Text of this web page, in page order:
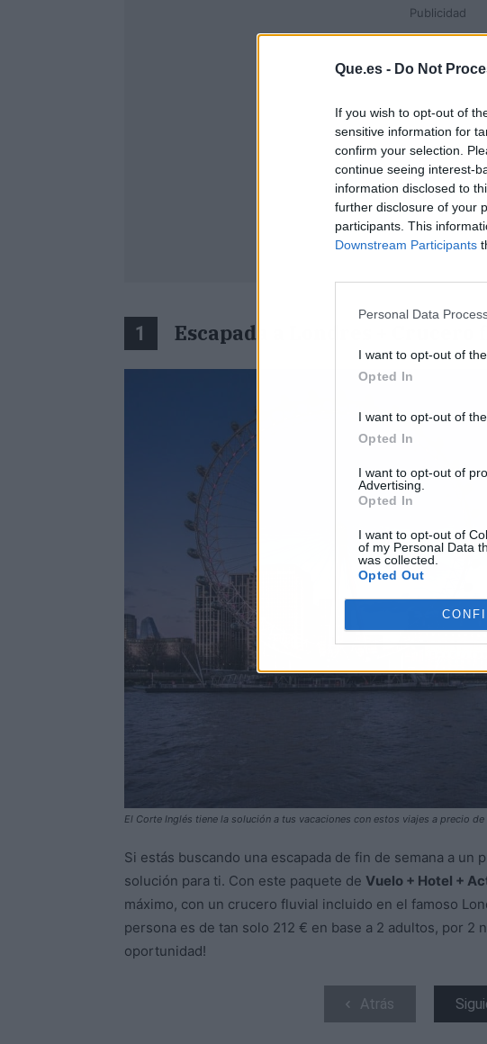
Que.es - Do Not
If you wish to opt-out of
sensitive information for
confirm your selection.
continue seeing interest-
information disclosed to
further disclosure of your
participants. This
Downstream Participants
Personal Data
I want to opt-out of
Opted In
I want to opt-out of
Opted In
I want to opt-out of
Advertising.
Opted In
I want to opt-out of
of my Personal Data
was collected.
Opted Out
Publicidad
1 Escapada a Londres + Crucero
El Corte Inglés tiene la solución a tus vacaciones con estos viajes a precio
Si estás buscando una escapada de fin de semana a
solución para ti. Con este paquete de Vuelo + Hotel +
máximo, con un crucero fluvial incluido en el famoso
persona es de tan solo 212 € en base a 2 adultos, por 2
oportunidad!
Atrás